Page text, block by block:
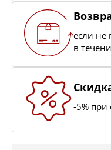
если не
в
-5% при